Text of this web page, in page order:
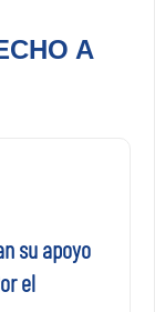
A
su apoyo
el